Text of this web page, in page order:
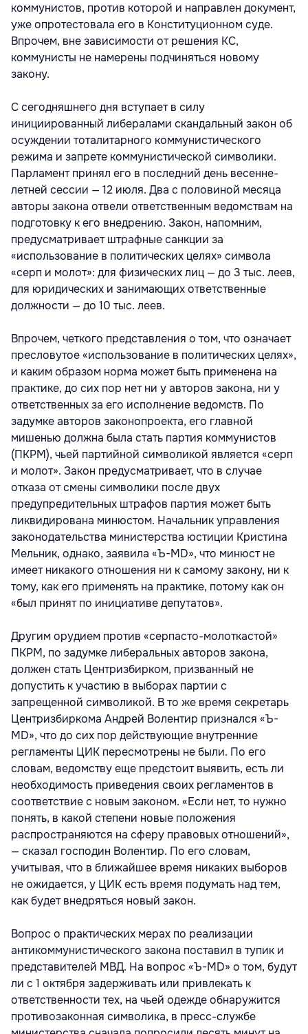
коммунистов, против которой и направлен документ,
уже опротестовала его в Конституционном суде.
Впрочем, вне зависимости от решения КС,
коммунисты не намерены подчиняться новому
закону.
С сегодняшнего дня вступает в силу
инициированный либералами скандальный закон об
осуждении тоталитарного коммунистического
режима и запрете коммунистической символики.
Парламент принял его в последний день весенне-
летней сессии — 12 июля. Два с половиной месяца
авторы закона отвели ответственным ведомствам на
подготовку к его внедрению. Закон, напомним,
предусматривает штрафные санкции за
«использование в политических целях» символа
«серп и молот»: для физических лиц — до 3 тыс. леев,
для юридических и занимающих ответственные
должности — до 10 тыс. леев.
Впрочем, четкого представления о том, что означает
пресловутое «использование в политических целях»,
и каким образом норма может быть применена на
практике, до сих пор нет ни у авторов закона, ни у
ответственных за его исполнение ведомств. По
задумке авторов законопроекта, его главной
мишенью должна была стать партия коммунистов
(ПКРМ), чьей партийной символикой является «серп
и молот». Закон предусматривает, что в случае
отказа от смены символики после двух
предупредительных штрафов партия может быть
ликвидирована минюстом. Начальник управления
законодательства министерства юстиции Кристина
Мельник, однако, заявила «Ъ-MD», что минюст не
имеет никакого отношения ни к самому закону, ни к
тому, как его применять на практике, потому как он
«был принят по инициативе депутатов».
Другим орудием против «серпасто-молоткастой»
ПКРМ, по задумке либеральных авторов закона,
должен стать Центризбирком, призванный не
допустить к участию в выборах партии с
запрещенной символикой. В то же время секретарь
Центризбиркома Андрей Волентир признался «Ъ-
MD», что до сих пор действующие внутренние
регламенты ЦИК пересмотрены не были. По его
словам, ведомству еще предстоит выявить, есть ли
необходимость приведения своих регламентов в
соответствие с новым законом. «Если нет, то нужно
понять, в какой степени новые положения
распространяются на сферу правовых отношений»,
— сказал господин Волентир. По его словам,
учитывая, что в ближайшее время никаких выборов
не ожидается, у ЦИК есть время подумать над тем,
как будет внедряться новый закон.
Вопрос о практических мерах по реализации
антикоммунистического закона поставил в тупик и
представителей МВД. На вопрос «Ъ-MD» о том, будут
ли с 1 октября задерживать или привлекать к
ответственности тех, на чьей одежде обнаружится
противозаконная символика, в пресс-службе